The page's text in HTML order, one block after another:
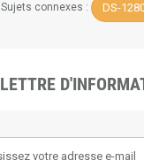
Sujets connexes : DS-
LETTRE